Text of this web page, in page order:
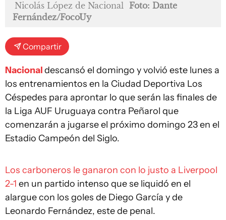
Nicolás López de Nacional Foto: Dante
Fernández/FocoUy
Compartir
Nacionaldescansó el domingo y volvió este lunes a
los entrenamientos en la Ciudad Deportiva Los
Céspedes para aprontar lo que serán las finales de
la Liga AUF Uruguaya contra Peñarol que
comenzarán a jugarse el próximo domingo 23 en el
Estadio Campeón del Siglo.
Los carboneros le ganaron con lo justo a Liverpool
2-1 en un partido intenso que se liquidó en el
alargue con los goles de Diego García y de
Leonardo Fernández, este de penal.